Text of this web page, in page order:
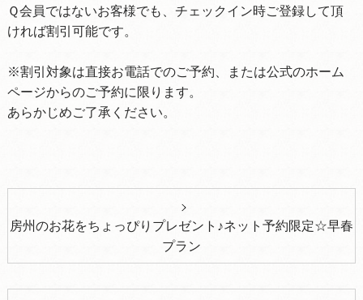
Ｑ会員ではないお客様でも、チェックイン時ご登録して頂
ければ割引可能です。
※割引対象は直接お電話でのご予約、または公式のホーム
ページからのご予約に限ります。
あらかじめご了承ください。
房州のお花をちょっぴりプレゼント♪ネット予約限定☆早春
プラン